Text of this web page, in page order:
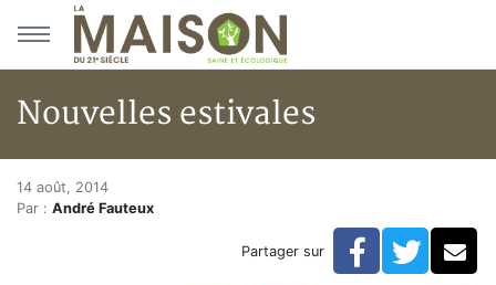
Aller au menu principal
Aller au contenu principal
Nouvelles estivales
Accueil
Articles
Nouvelles estivales
14 août, 2014
Par : André Fauteux
Partager sur Facebook